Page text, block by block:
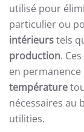
utilisé pour
particulier ou
intérieurstels
production.
en
température
nécessaires au
utilities.